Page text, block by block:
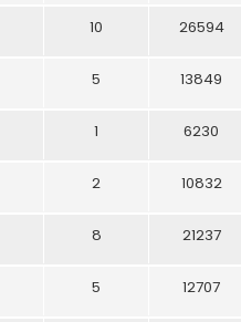
10 26594
5 13849
1 6230
2 10832
8 21237
5 12707